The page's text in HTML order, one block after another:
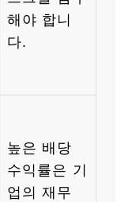
해야 합니
다.
높은 배당
수익률은 기
업의 재무